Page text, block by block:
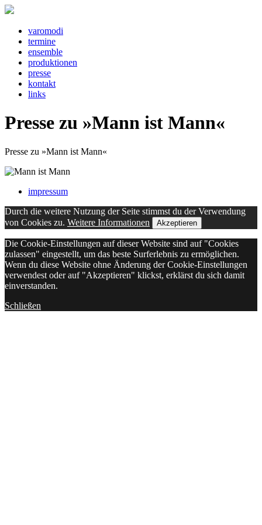
varomodi
termine
ensemble
produktionen
presse
kontakt
links
Presse zu »Mann ist Mann«
Presse zu »Mann ist Mann«
impressum
Durch die weitere Nutzung der Seite stimmst du der Verwendung
von Cookies zu. Weitere Informationen Akzeptieren
Die Cookie-Einstellungen auf dieser Website sind auf "Cookies
zulassen" eingestellt, um das beste Surferlebnis zu ermöglichen.
Wenn du diese Website ohne Änderung der Cookie-Einstellungen
verwendest oder auf "Akzeptieren" klickst, erklärst du sich damit
einverstanden.
Schließen